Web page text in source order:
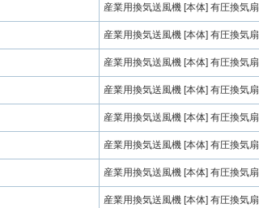
産業用換気送風機 [本体] 有圧換気扇
産業用換気送風機 [本体] 有圧換気扇
産業用換気送風機 [本体] 有圧換気扇
産業用換気送風機 [本体] 有圧換気扇
産業用換気送風機 [本体] 有圧換気扇
産業用換気送風機 [本体] 有圧換気扇
産業用換気送風機 [本体] 有圧換気扇
産業用換気送風機 [本体] 有圧換気扇